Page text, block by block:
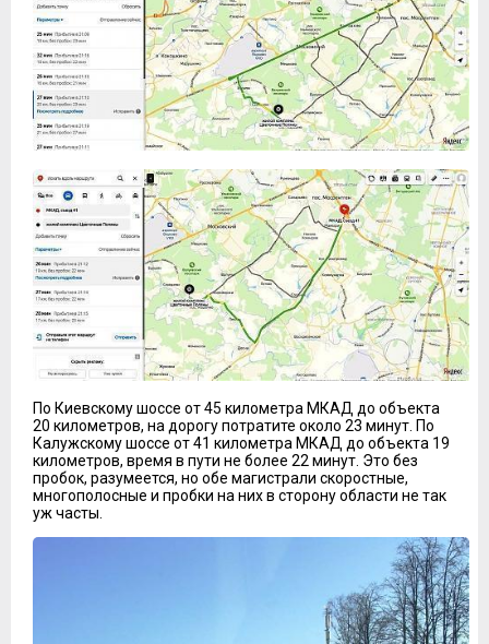
По Киевскому шоссе от 45 километра МКАД до объекта
20 километров, на дорогу потратите около 23 минут. По
Калужскому шоссе от 41 километра МКАД до объекта 19
километров, время в пути не более 22 минут. Это без
пробок, разумеется, но обе магистрали скоростные,
многополосные и пробки на них в сторону области не так
уж часты.